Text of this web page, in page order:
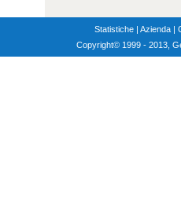
Statistiche | Azienda |
Copyright© 1999 - 2013,